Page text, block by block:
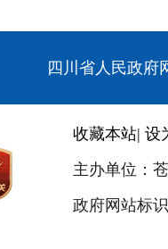
四川省人民政府
收藏本站| 设
主办单位：
政府网站标